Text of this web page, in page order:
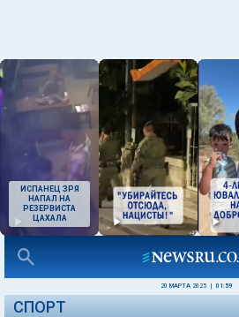
ИСПАНЕЦ ЗРЯ
НАПАЛ НА
РЕЗЕРВИСТА
ЦАХАЛА
20 МАРТА 2025 01:59
СПОРТ